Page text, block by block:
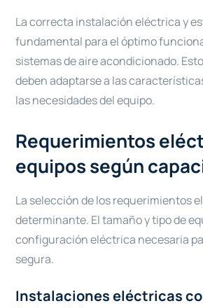
La correcta instalación eléctrica y
fundamental para el óptimo
sistemas de aire acondicionado.
deben adaptarse a las
las necesidades del equipo.
Requerimientos
equipos según
La selección de los requerimientos
determinante. El tamaño y tipo de
configuración eléctrica necesaria
segura.
Instalaciones eléctricas